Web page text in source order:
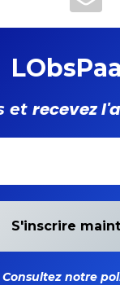
et recevez
Consultez notre